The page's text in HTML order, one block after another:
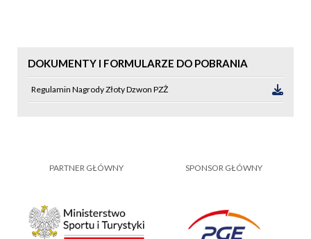
DOKUMENTY I FORMULARZE DO POBRANIA
Regulamin Nagrody Złoty Dzwon PZŻ
PARTNER GŁÓWNY SPONSOR GŁÓWNY